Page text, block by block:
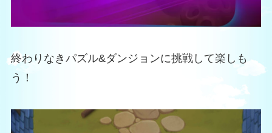
終わりなきパズル&ダンジョンに挑戦して楽しも
う！